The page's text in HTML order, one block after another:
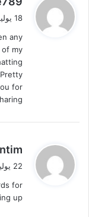
ق
ل
18 يوليو، 2024 الساعة 2:43 م
any
of my
for
ي
ق
ل
22 يوليو، 2024 الساعة 11:16 ص
for
up.